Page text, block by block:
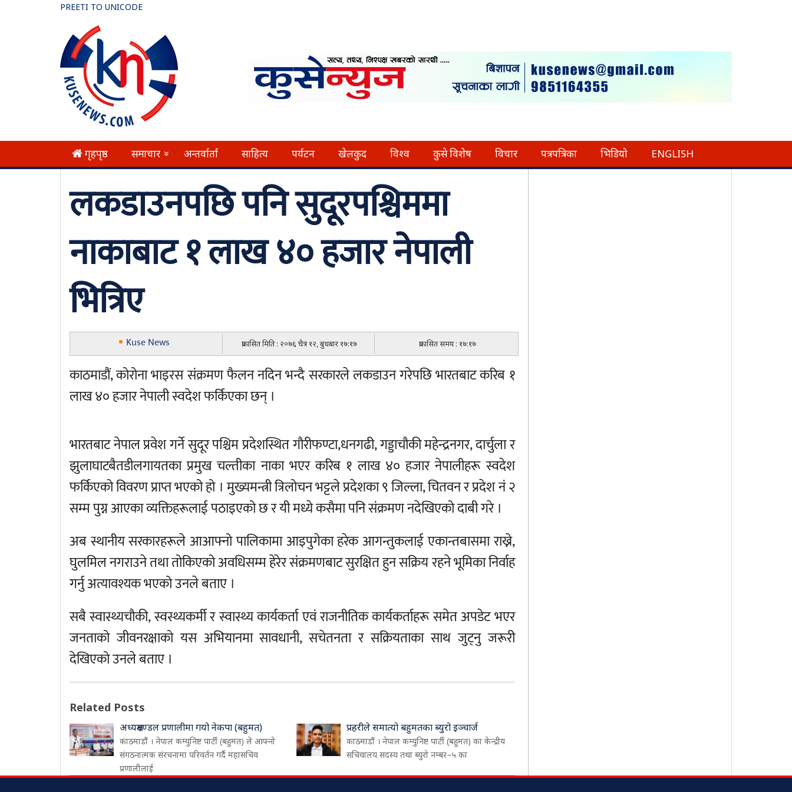
PREETI TO UNICODE
गृहपृष्ठ समाचार » अन्तर्वार्ता साहित्य पर्यटन खेलकुद विश्व कुसे विशेष विचार पत्रपत्रिका भिडियो ENGLISH
लकडाउनपछि पनि सुदूरपश्चिममा
नाकाबाट १ लाख ४० हजार नेपाली
भित्रिए
Kuse News प्रकासित मिति : २०७६ चैत्र १२, बुधबार १७:१७ प्रकासित समय : १७:१७
काठमाडौं, कोरोना भाइरस संक्रमण फैलन नदिन भन्दै सरकारले लकडाउन गरेपछि भारतबाट करिब १
लाख ४० हजार नेपाली स्वदेश फर्किएका छन् ।
भारतबाट नेपाल प्रवेश गर्ने सुदूर पश्चिम प्रदेशस्थित गौरीफण्टा,धनगढी, गड्डाचौकी महेन्द्रनगर, दार्चुला र
झुलाघाटबैतडीलगायतका प्रमुख चल्तीका नाका भएर करिब १ लाख ४० हजार नेपालीहरू स्वदेश
फर्किएको विवरण प्राप्त भएको हो । मुख्यमन्त्री त्रिलोचन भट्टले प्रदेशका ९ जिल्ला, चितवन र प्रदेश नं २
सम्म पुग्न आएका व्यक्तिहरूलाई पठाइएको छ र यी मध्ये कसैमा पनि संक्रमण नदेखिएको दाबी गरे ।
अब स्थानीय सरकारहरूले आआफ्नो पालिकामा आइपुगेका हरेक आगन्तुकलाई एकान्तबासमा राख्ने,
घुलमिल नगराउने तथा तोकिएको अवधिसम्म हेरेर संक्रमणबाट सुरक्षित हुन सक्रिय रहने भूमिका निर्वाह
गर्नु अत्यावश्यक भएको उनले बताए ।
सबै स्वास्थ्यचौकी, स्वस्थ्यकर्मी र स्वास्थ्य कार्यकर्ता एवं राजनीतिक कार्यकर्ताहरू समेत अपडेट भएर
जनताको जीवनरक्षाको यस अभियानमा सावधानी, सचेतनता र सक्रियताका साथ जुट्नु जरूरी
देखिएको उनले बताए ।
Related Posts
अध्यक्षमण्डल प्रणालीमा गयो नेकपा (बहुमत)
काठमाडौं । नेपाल कम्युनिष्ट पार्टी (बहुमत) ले आफ्नो
संगठनात्मक संरचनामा परिवर्तन गर्दै महासचिव
प्रणालीलाई
प्रहरीले समात्यो बहुमतका ब्युरो इञ्चार्ज
काठमाडौं । नेपाल कम्युनिष्ट पार्टी (बहुमत) का केन्द्रीय
सचिवालय सदस्य तथा ब्युरो नम्बर–५ का